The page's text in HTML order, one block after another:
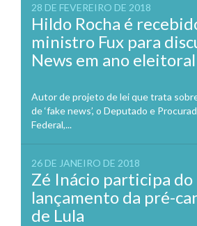
28 DE FEVEREIRO DE 2018
Hildo Rocha é
ministro Fux para
News em ano eleitoral
Autor de projeto de lei que trata
de ‘fake news’, o Deputado e
Federal,...
26 DE JANEIRO DE 2018
Zé Inácio participa do
lançamento da pré-
de Lula